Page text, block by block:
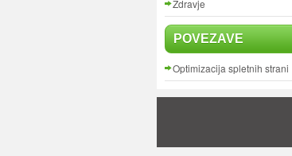
Zdravje
POVEZAVE
Optimizacija spletnih strani